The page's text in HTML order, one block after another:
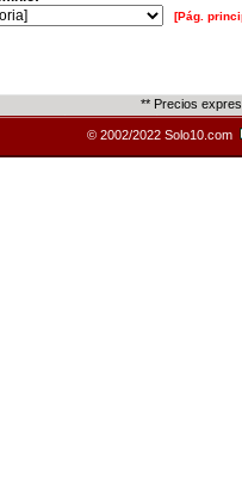
[Pág.
** Precios
© 2002/2022 Solo10.com